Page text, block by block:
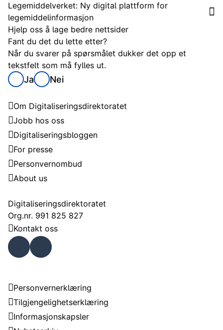
Legemiddelverket: Ny digital plattform for
legemiddelinformasjon
Hjelp oss å lage bedre nettsider
Fant du det du lette etter?
Når du svarer på spørsmålet dukker det opp et
tekstfelt som må fylles ut.
Ja Nei
Om Digitaliseringsdirektoratet
Jobb hos oss
Digitaliseringsbloggen
For presse
Personvernombud
About us
Digitaliseringsdirektoratet
Org.nr. 991 825 827
Kontakt oss
Faceb
Personvernerklæring
Tilgjengelighetserklæring
Informasjonskapsler